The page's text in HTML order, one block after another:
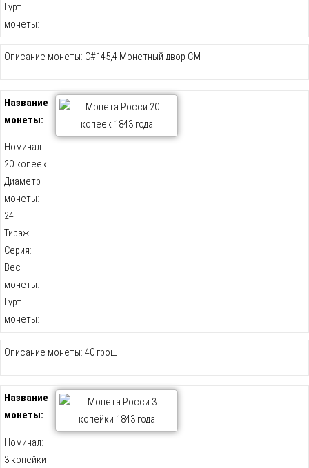
Гурт
монеты:
Описание монеты: C#145,4 Монетный двор СМ
Название
монеты:
Номинал:
20 копеек
Диаметр
монеты:
24
Тираж:
Серия:
Вес
монеты:
Гурт
монеты:
Описание монеты: 40 грош.
Название
монеты:
Номинал:
3 копейки